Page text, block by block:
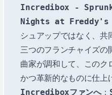
Incredibox -
Nights at Freddy's
シュアップではなく、共
三つのフランチャイズの
曲家が調和して、このク
かつ革新的なものに仕上
Incrediboxファンへ：